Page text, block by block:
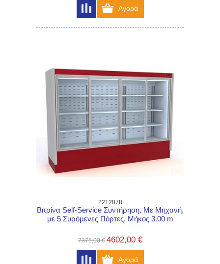
2212078
Βιτρίνα Self-Service Συντήρηση, Με Μηχανή,
με 5 Συρόμενες Πόρτες, Μήκος 3.00 m
7375,00 € 4602,00 €